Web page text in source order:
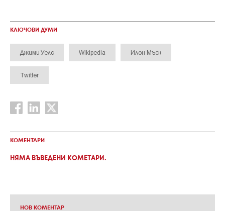
КЛЮЧОВИ ДУМИ
Джими Уелс Wikipedia Илон Мъск
Twitter
КОМЕНТАРИ
НЯМА ВЪВЕДЕНИ КОМЕТАРИ.
НОВ КОМЕНТАР